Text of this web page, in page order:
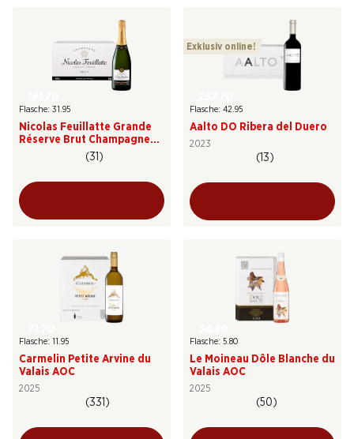
Flasche: 31.95
Nicolas Feuillatte Grande
Réserve Brut Champagne
(31)
Exklusiv online!
Flasche: 42.95
Aalto DO Ribera del Duero
2023
(13)
Flasche: 11.95
Carmelin Petite Arvine du
Valais AOC
2025
(331)
Flasche: 5.80
Le Moineau Dôle Blanche du
Valais AOC
2025
(50)